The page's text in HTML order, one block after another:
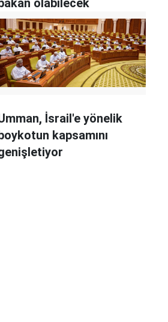
olabilecek
İsrail'e yönelik
kapsamını